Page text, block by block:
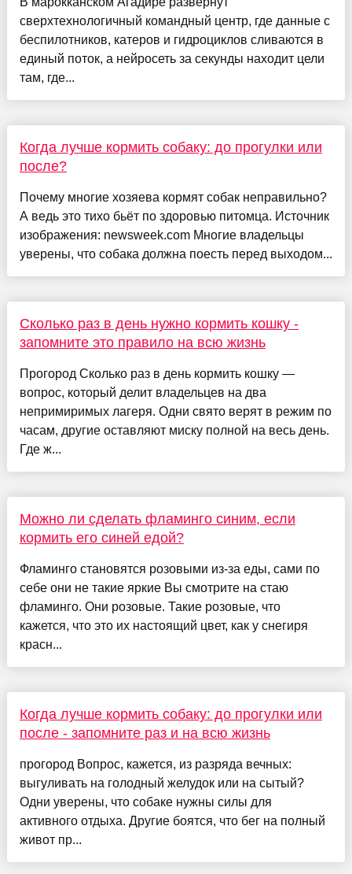
сверхтехнологичный командный центр, где данные с
беспилотников, катеров и гидроциклов сливаются в
единый поток, а нейросеть за секунды находит цели
там, где...
Когда лучше кормить собаку: до прогулки или
после?
Почему многие хозяева кормят собак неправильно?
А ведь это тихо бьёт по здоровью питомца. Источник
изображения: newsweek.com Многие владельцы
уверены, что собака должна поесть перед выходом...
Сколько раз в день нужно кормить кошку -
запомните это правило на всю жизнь
Прогород Сколько раз в день кормить кошку —
вопрос, который делит владельцев на два
непримиримых лагеря. Одни свято верят в режим по
часам, другие оставляют миску полной на весь день.
Где ж...
Можно ли сделать фламинго синим, если
кормить его синей едой?
Фламинго становятся розовыми из-за еды, сами по
себе они не такие яркие Вы смотрите на стаю
фламинго. Они розовые. Такие розовые, что
кажется, что это их настоящий цвет, как у снегиря
красн...
Когда лучше кормить собаку: до прогулки или
после - запомните раз и на всю жизнь
прогород Вопрос, кажется, из разряда вечных:
выгуливать на голодный желудок или на сытый?
Одни уверены, что собаке нужны силы для
активного отдыха. Другие боятся, что бег на полный
живот пр...